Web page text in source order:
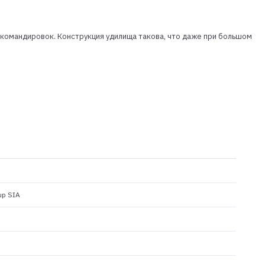
Конструкция удилища такова, что даже при большом
SIA